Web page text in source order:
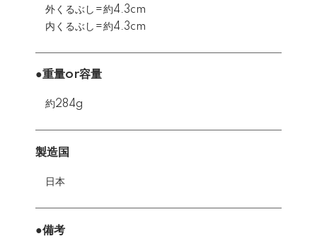
外くるぶし=約4.3cm
内くるぶし=約4.3cm
●重量or容量
約284g
製造国
日本
●備考